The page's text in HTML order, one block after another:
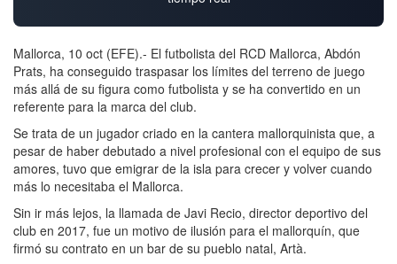
Mallorca, 10 oct (EFE).- El futbolista del RCD Mallorca, Abdón
Prats, ha conseguido traspasar los límites del terreno de juego
más allá de su figura como futbolista y se ha convertido en un
referente para la marca del club.
Se trata de un jugador criado en la cantera mallorquinista que, a
pesar de haber debutado a nivel profesional con el equipo de sus
amores, tuvo que emigrar de la isla para crecer y volver cuando
más lo necesitaba el Mallorca.
Sin ir más lejos, la llamada de Javi Recio, director deportivo del
club en 2017, fue un motivo de ilusión para el mallorquín, que
firmó su contrato en un bar de su pueblo natal, Artà.